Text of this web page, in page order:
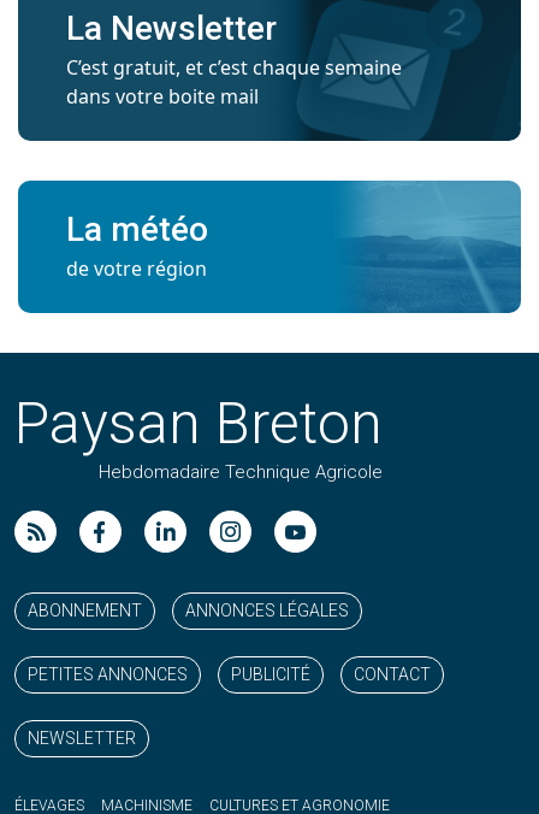
La Newsletter
C’est gratuit, et c’est chaque semaine
dans votre boite mail
La météo
de votre région
Paysan Breton
Hebdomadaire Technique Agricole
ABONNEMENT ANNONCES LÉGALES
PETITES ANNONCES PUBLICITÉ CONTACT
NEWSLETTER
ÉLEVAGES MACHINISME CULTURES ET AGRONOMIE